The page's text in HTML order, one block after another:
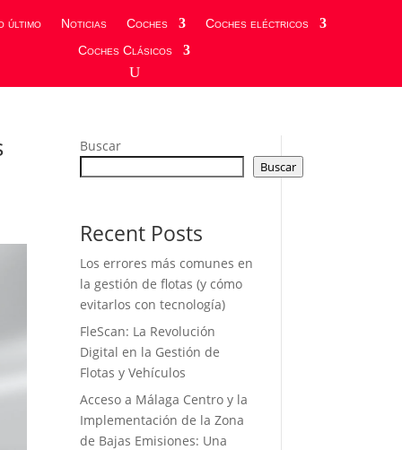
último Noticias Coches
Coches eléctricos
Coches Clásicos
Buscar
Buscar
Recent Posts
Los errores más comunes en
la gestión de flotas (y cómo
evitarlos con tecnología)
FleScan: La Revolución
Digital en la Gestión de
Flotas y Vehículos
Acceso a Málaga Centro y la
Implementación de la Zona
de Bajas Emisiones: Una